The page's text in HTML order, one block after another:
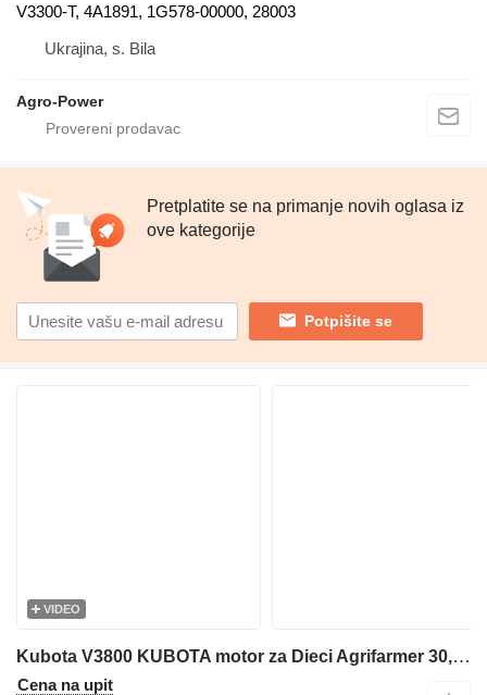
V3300-T, 4A1891, 1G578-00000, 28003
Ukrajina, s. Bila
Agro-Power
Pretplatite se na primanje novih oglasa iz
ove kategorije
Potpišite se
VIDEO
Kubota V3800 KUBOTA motor za Dieci Agrifarmer 30,9 teleskopskog utovarivača
Cena na upit